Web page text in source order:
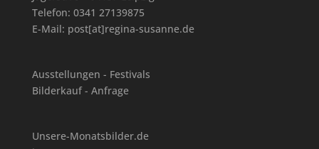
Telefon: 0341 27139875
E-Mail: post[at]regina-susanne.de
Ausstellungen - Festivals
Bilderkauf - Anfrage
Unsere-Monatsbilder.de